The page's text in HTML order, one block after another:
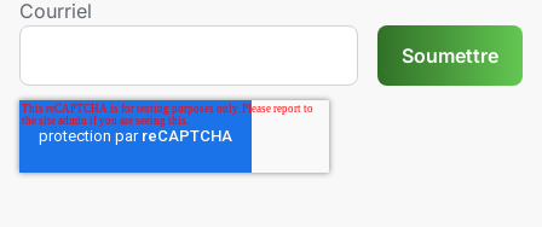
Courriel